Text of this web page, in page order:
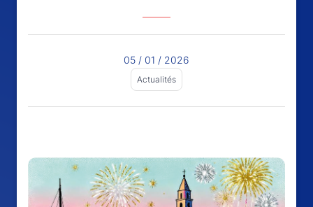
05 / 01 / 2026
Actualités